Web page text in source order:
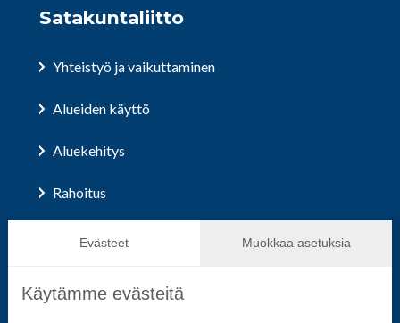
Evästeet Muokkaa asetuksia
Käytämme evästeitä
Satakuntaliitto
Yhteistyö ja vaikuttaminen
Alueiden käyttö
Aluekehitys
Rahoitus
Hallinto ja päätöksenteko
Seuraa sosiaalisessa mediassa